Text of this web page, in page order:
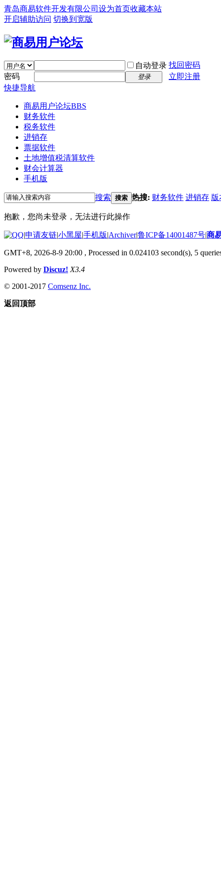
青岛商易软件开发有限公司 设为首页收藏本站
开启辅助访问 切换到宽版
自动登录 找回密码
密码
登录
立即注册
快捷导航
商易用户论坛BBS
财务软件
税务软件
进销存
票据软件
土地增值税清算软件
财会计算器
手机版
搜索 搜索 热搜: 财务软件 进销存 版
抱歉，您尚未登录，无法进行此操作
|申请友链|小黑屋|手机版|Archiver|鲁ICP备14001487号|商
GMT+8, 2026-8-9 20:00 , Processed in 0.024103 second(s), 5
Powered by Discuz! X3.4
© 2001-2017 Comsenz Inc.
返回顶部